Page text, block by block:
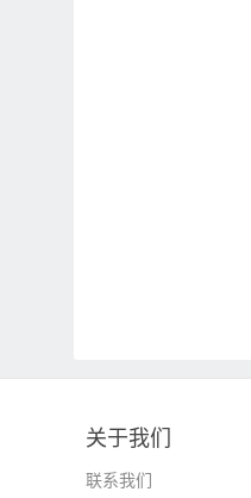
关于我们
联系我们